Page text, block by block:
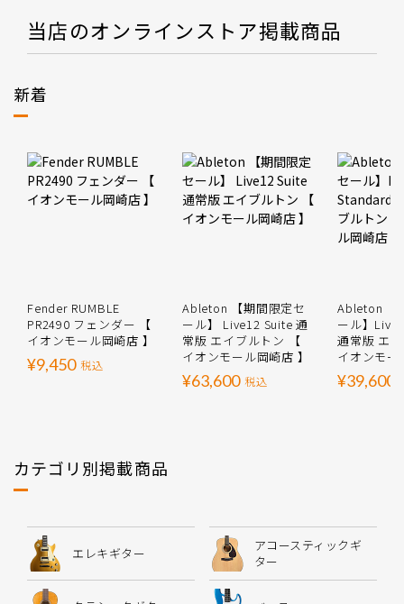
当店のオンラインストア掲載商品
新着
Fender RUMBLE
PR2490 フェンダー 【
イオンモール岡崎店 】
¥9,450 税込
Ableton 【期間限定セ
ール】 Live12 Suite 通
常版 エイブルトン 【
イオンモール岡崎店 】
¥63,600 税込
Ableton 【
ール】
通常版 エ
イオンモー
¥39,600
カテゴリ別掲載商品
エレキギター
アコースティックギ
ター